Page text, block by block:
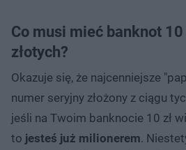
Co musi mieć banknot
złotych?
Okazuje się, że najcenniejsze
numer seryjny złożony z ciągu
jeśli na Twoim banknocie 10 zł
to jesteś już milionerem.